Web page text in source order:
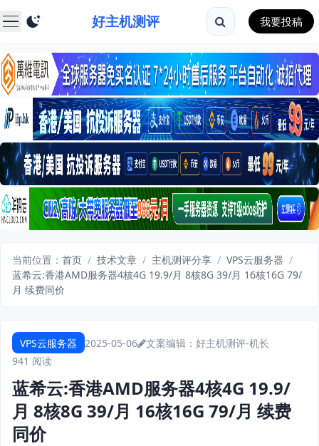
好主机测评 我要投稿
当前位置： 首页 / 技术文章 / 主机测评分享 / VPS云服务器 /
蓝希云:香港AMD服务器4核4G 19.9/月 8核8G 39/月 16核16G 79/
月 续费同价
VPS云服务器 2025-05-06
文案编辑：好主机测评-机长
941 阅读
蓝希云:香港AMD服务器4核4G 19.9/
月 8核8G 39/月 16核16G 79/月 续费
同价